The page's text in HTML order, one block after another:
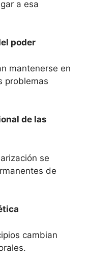
a esa
poder
mantenerse en
problemas
de las
se
de
cambian